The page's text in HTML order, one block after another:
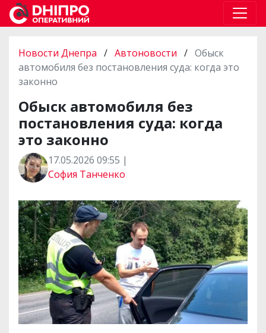
Новости Днепра / Автоновости / Обыск
автомобиля без постановления суда: когда это
законно
Обыск автомобиля без
постановления суда: когда
это законно
17.05.2026 09:55 |
София Танченко